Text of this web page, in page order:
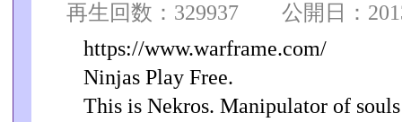
再生回数：329937 公開日：
https://www.warframe.com/
Ninjas Play Free.
This is Nekros. Manipulator of